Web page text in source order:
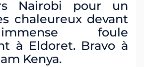
Nairobi pour un
chaleureux devant
foule
à Eldoret. Bravo à
Kenya.